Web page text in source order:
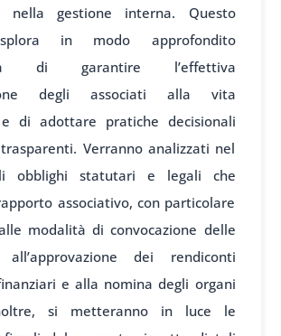
nella gestione interna. Questo
in modo approfondito
di garantire l’effettiva
degli associati alla vita
e di adottare pratiche decisionali
Verranno analizzati nel
obblighi statutari e legali che
associativo, con particolare
modalità di convocazione delle
all’approvazione dei rendiconti
e alla nomina degli organi
si metteranno in luce le